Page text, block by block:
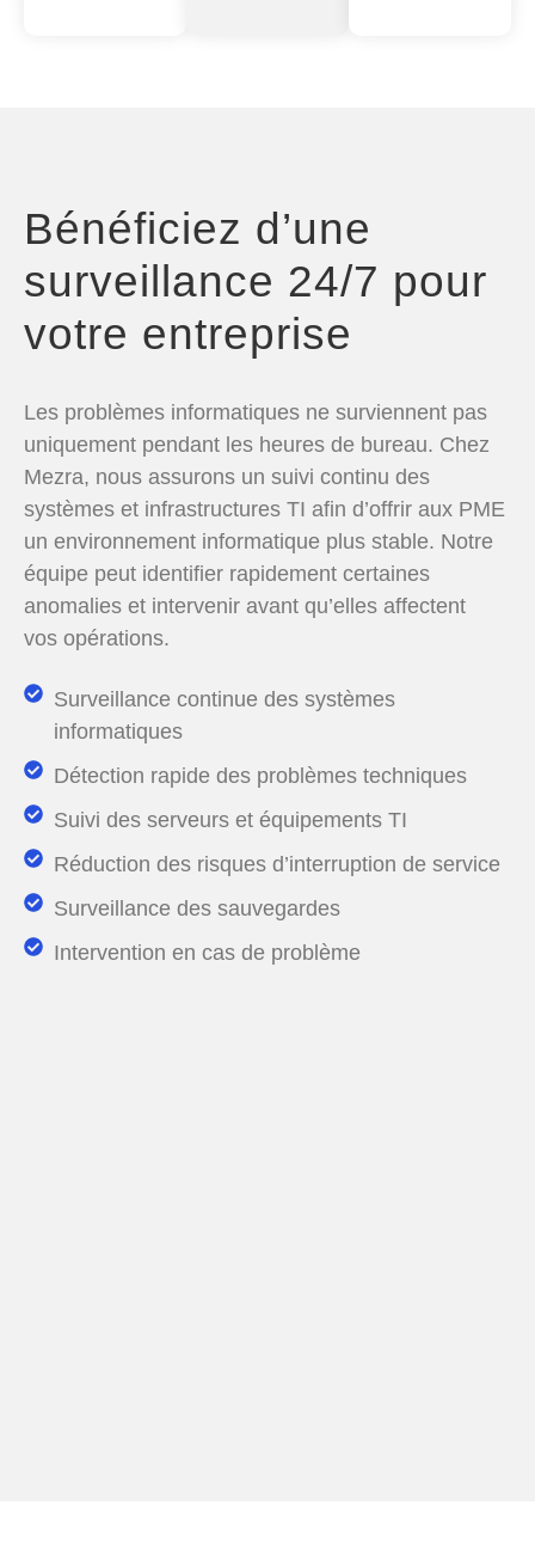
Bénéficiez d’une
surveillance 24/7 pour
votre entreprise
Les problèmes informatiques ne surviennent pas
uniquement pendant les heures de bureau. Chez
Mezra, nous assurons un suivi continu des
systèmes et infrastructures TI afin d’offrir aux PME
un environnement informatique plus stable. Notre
équipe peut identifier rapidement certaines
anomalies et intervenir avant qu’elles affectent
vos opérations.
Surveillance continue des systèmes
informatiques
Détection rapide des problèmes techniques
Suivi des serveurs et équipements TI
Réduction des risques d’interruption de service
Surveillance des sauvegardes
Intervention en cas de problème